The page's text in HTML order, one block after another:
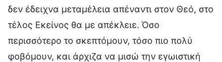
δεν έδειχνα μεταμέλεια απέναντι στον Θεό, στο
τέλος Εκείνος θα με απέκλειε. Όσο
περισσότερο το σκεπτόμουν, τόσο πιο πολύ
φοβόμουν, και άρχιζα να μισώ την εγωιστική